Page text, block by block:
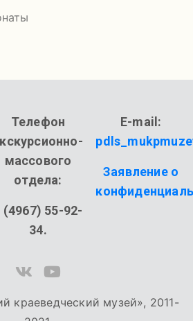
Телефон
массового
отдела:
(4967) 55-92-
34.
E-mail:
Заявление о
краеведческий музей», 2011-